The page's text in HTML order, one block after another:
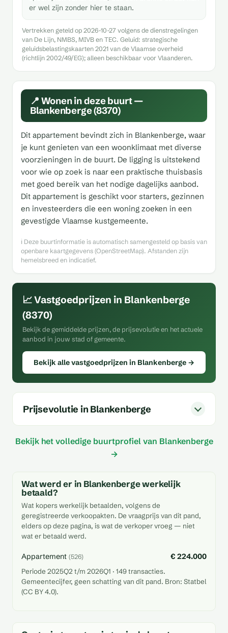
er wel zijn zonder hier te staan.
Vertrekken geteld op 2026-10-27 volgens de dienstregelingen
van De Lijn, NMBS, MIVB en TEC. Geluid: strategische
geluidsbelastingskaarten 2021 van de Vlaamse overheid
(richtlijn 2002/49/EG); alleen beschikbaar voor Vlaanderen.
📍 Wonen in deze buurt —
Blankenberge (8370)
Dit appartement bevindt zich in Blankenberge, waar
je kunt genieten van een woonklimaat met diverse
voorzieningen in de buurt. De ligging is uitstekend
voor wie op zoek is naar een praktische thuisbasis
met goed bereik van het nodige dagelijks aanbod.
Dit appartement is geschikt voor starters, gezinnen
en investeerders die een woning zoeken in een
gevestigde Vlaamse kustgemeente.
ℹ️ Deze buurtinformatie is automatisch samengesteld op basis van
openbare kaartgegevens (OpenStreetMap). Afstanden zijn
hemelsbreed en indicatief.
📈 Vastgoedprijzen in Blankenberge
(8370)
Bekijk de gemiddelde prijzen, de prijsevolutie en het actuele
aanbod in jouw stad of gemeente.
Bekijk alle vastgoedprijzen in Blankenberge →
Prijsevolutie in Blankenberge
Bekijk het volledige buurtprofiel van Blankenberge
→
Wat werd er in Blankenberge werkelijk
betaald?
Wat kopers werkelijk betaalden, volgens de
geregistreerde verkoopakten. De vraagprijs van dit pand,
elders op deze pagina, is wat de verkoper vroeg — niet
wat er betaald werd.
Appartement (526) € 224.000
Periode 2025Q2 t/m 2026Q1 · 149 transacties.
Gemeentecijfer, geen schatting van dit pand. Bron: Statbel
(CC BY 4.0).